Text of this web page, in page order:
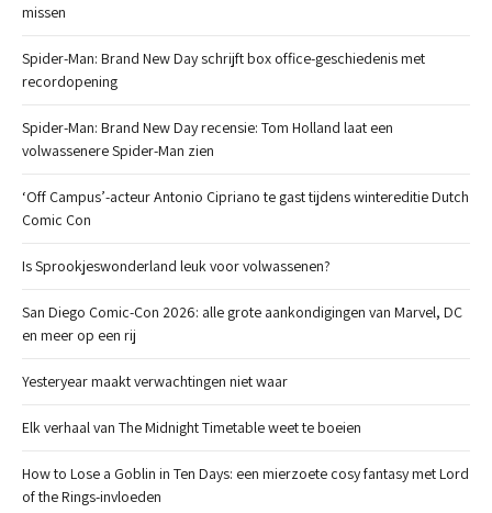
missen
Spider-Man: Brand New Day schrijft box office-geschiedenis met
recordopening
Spider-Man: Brand New Day recensie: Tom Holland laat een
volwassenere Spider-Man zien
‘Off Campus’-acteur Antonio Cipriano te gast tijdens wintereditie Dutch
Comic Con
Is Sprookjeswonderland leuk voor volwassenen?
San Diego Comic-Con 2026: alle grote aankondigingen van Marvel, DC
en meer op een rij
Yesteryear maakt verwachtingen niet waar
Elk verhaal van The Midnight Timetable weet te boeien
How to Lose a Goblin in Ten Days: een mierzoete cosy fantasy met Lord
of the Rings-invloeden